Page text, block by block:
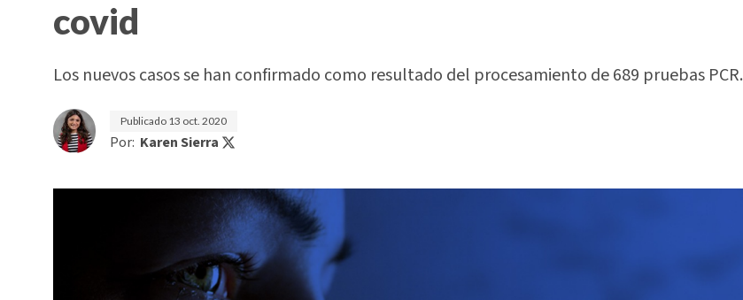
covid
Los nuevos casos se han confirmado como resultado del procesamiento de 689 pruebas PCR.
Publicado 13 oct. 2020
Por: Karen Sierra